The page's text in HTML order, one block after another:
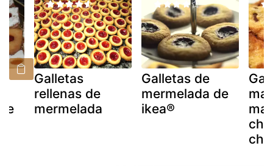
Galletas
rellenas de
mermelada
Galletas de
mermelada de
ikea®